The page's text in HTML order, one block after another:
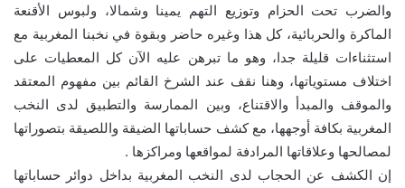
والضرب تحت الحزام وتوزيع التهم يمينا وشمالا، ولبوس الأقنعة
الماكرة والحربائية، كل هذا وغيره حاضر وبقوة في نخبنا المغربية مع
استثناءات قليلة جدا، وهو ما تبرهن عليه الآن كل المعطيات على
اختلاف مستوياتها، وهنا نقف عند الشرخ القائم بين مفهوم المعتقد
والموقف والمبدأ والاقتناع، وبين الممارسة والتطبيق لدى النخب
المغربية بكافة أوجهها، مع كشف حساباتها الضيقة واللصيقة بتصوراتها
لمصالحها وعلاقاتها المرادفة لمواقعها ومراكزها .
إن الكشف عن الحجاب لدى النخب المغربية بداخل دوائر حساباتها